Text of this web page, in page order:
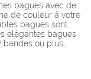
bagues avec de
de couleur à votre
bagues sont
élégantes bagues
bandes ou plus,